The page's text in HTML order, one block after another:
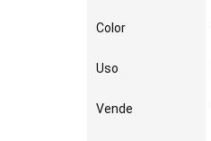
Color
Uso
Vende